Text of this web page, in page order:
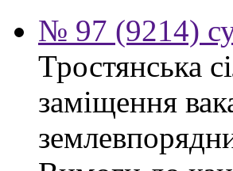
№ 97 (9214)
Тростянська
заміщення